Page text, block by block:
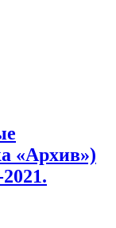
«Архив»)